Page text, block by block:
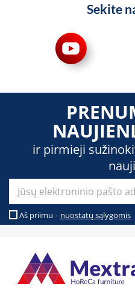
Sekite
ir pirmieji
Aš priimu - nuostatų sąlygomis